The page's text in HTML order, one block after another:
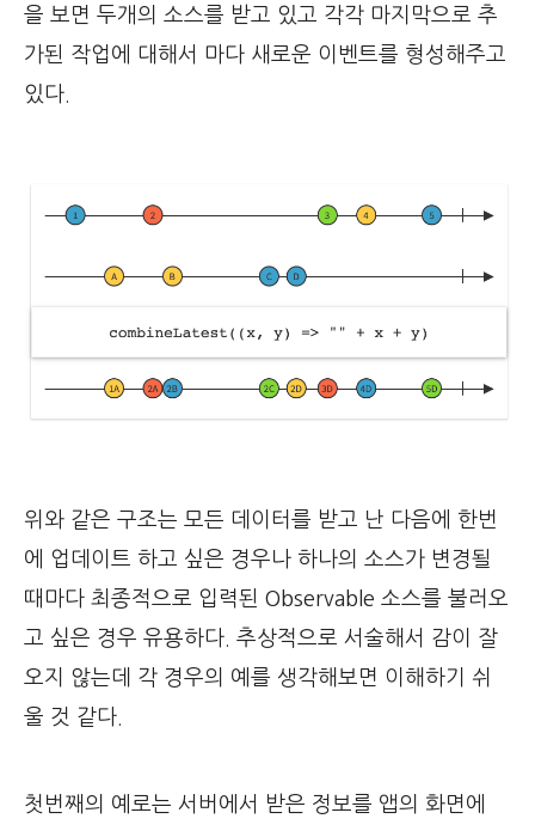
을 보면 두개의 소스를 받고 있고 각각 마지막으로 추
가된 작업에 대해서 마다 새로운 이벤트를 형성해주고
있다.
위와 같은 구조는 모든 데이터를 받고 난 다음에 한번
에 업데이트 하고 싶은 경우나 하나의 소스가 변경될
때마다 최종적으로 입력된 Observable 소스를 불러오
고 싶은 경우 유용하다. 추상적으로 서술해서 감이 잘
오지 않는데 각 경우의 예를 생각해보면 이해하기 쉬
울 것 같다.
첫번째의 예로는 서버에서 받은 정보를 앱의 화면에